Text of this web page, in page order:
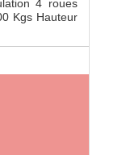
4 roues
Kgs Hauteur